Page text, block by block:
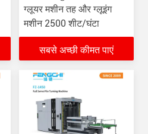
ग्लूयर मशीन तह और ग्लूइंग
मशीन 2500 शीट/घंटा
सबसे अच्छी कीमत पाएं